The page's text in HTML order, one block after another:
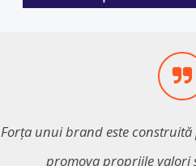
Forța unui brand este construită
promova propriile valori